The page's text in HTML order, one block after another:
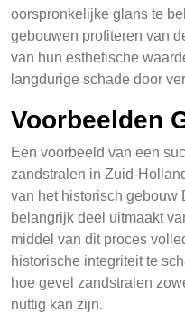
oorspronkelijke glans te
gebouwen profiteren van
van hun esthetische
langdurige schade door
Voorbeelden
Een voorbeeld van een
zandstralen in Zuid-
van het historisch gebouw
belangrijk deel uitmaakt
middel van dit proces
historische integriteit te
hoe gevel zandstralen
nuttig kan zijn.